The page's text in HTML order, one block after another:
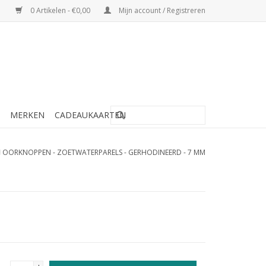
0 Artikelen - €0,00 Mijn account / Registreren
MERKEN CADEAUKAARTEN
OORKNOPPEN - ZOETWATERPARELS - GERHODINEERD - 7 MM